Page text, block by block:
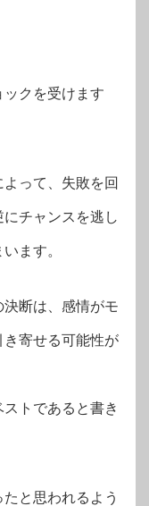
クを受けます
よって、失敗を回
チャンスを逃し
ます。
断は、感情がモ
寄せる可能性が
トであると書き
と思われるよう